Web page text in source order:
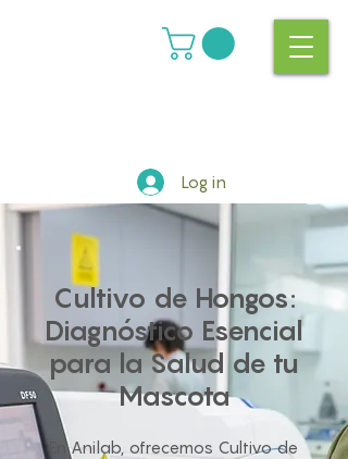
Log in
Cultivo de Hongos:
Diagnóstico Esencial
para la Salud de tu
Mascota
En Anilab, ofrecemos Cultivo de